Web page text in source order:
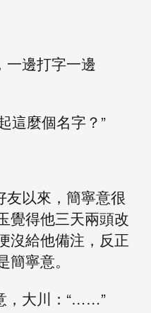
一邊打字一邊
這麼個名字？”
友以來，簡寧意很
覺得他三天兩頭改
沒給他備注，反正
寧意。
，大川：“……”